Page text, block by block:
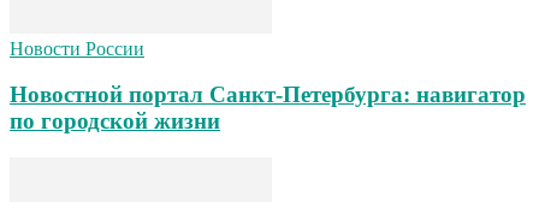
Новости России
Новостной портал Санкт-Петербурга: навигатор
по городской жизни